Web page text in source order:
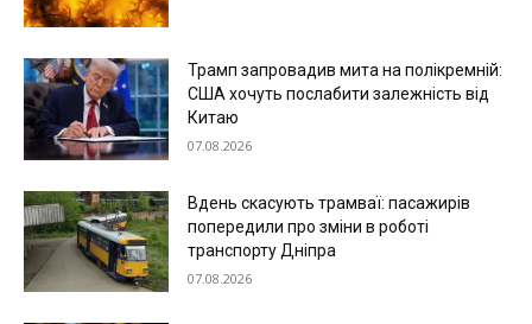
Трамп запровадив мита на полікремній:
США хочуть послабити залежність від
Китаю
07.08.2026
Вдень скасують трамваї: пасажирів
попередили про зміни в роботі
транспорту Дніпра
07.08.2026